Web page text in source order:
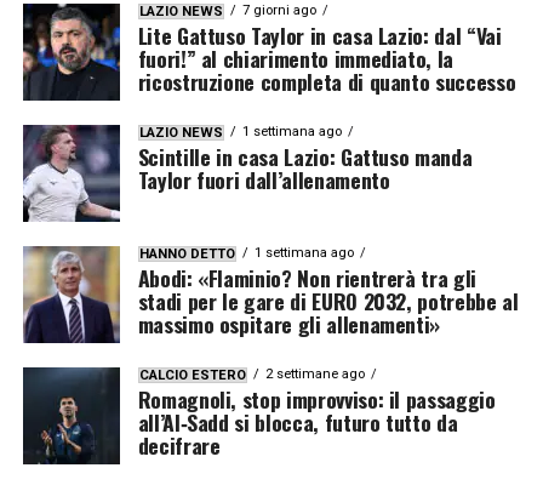
LAZIO NEWS 7 giorni ago
Lite Gattuso Taylor in casa Lazio: dal “Vai
fuori!” al chiarimento immediato, la
ricostruzione completa di quanto successo
LAZIO NEWS 1 settimana ago
Scintille in casa Lazio: Gattuso manda
Taylor fuori dall’allenamento
HANNO DETTO 1 settimana ago
Abodi: «Flaminio? Non rientrerà tra gli
stadi per le gare di EURO 2032, potrebbe al
massimo ospitare gli allenamenti»
CALCIO ESTERO 2 settimane ago
Romagnoli, stop improvviso: il passaggio
all’Al‑Sadd si blocca, futuro tutto da
decifrare